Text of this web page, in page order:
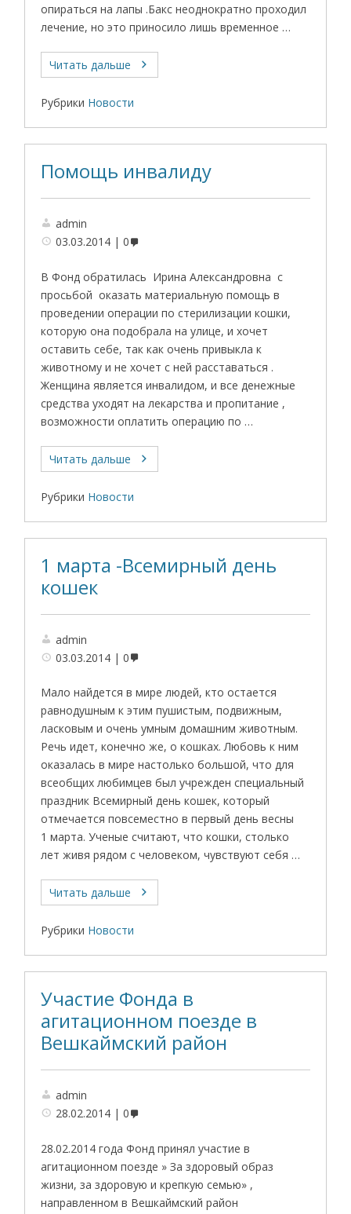
опираться на лапы .Бакс неоднократно проходил
лечение, но это приносило лишь временное …
Читать дальше
Рубрики Новости
Помощь инвалиду
admin
03.03.2014
0
В Фонд обратилась Ирина Александровна с
просьбой оказать материальную помощь в
проведении операции по стерилизации кошки,
которую она подобрала на улице, и хочет
оставить себе, так как очень привыкла к
животному и не хочет с ней расставаться .
Женщина является инвалидом, и все денежные
средства уходят на лекарства и пропитание ,
возможности оплатить операцию по …
Читать дальше
Рубрики Новости
1 марта -Всемирный день
кошек
admin
03.03.2014
0
Мало найдется в мире людей, кто остается
равнодушным к этим пушистым, подвижным,
ласковым и очень умным домашним животным.
Речь идет, конечно же, о кошках. Любовь к ним
оказалась в мире настолько большой, что для
всеобщих любимцев был учрежден специальный
праздник Всемирный день кошек, который
отмечается повсеместно в первый день весны
1 марта. Ученые считают, что кошки, столько
лет живя рядом с человеком, чувствуют себя …
Читать дальше
Рубрики Новости
Участие Фонда в
агитационном поезде в
Вешкаймский район
admin
28.02.2014
0
28.02.2014 года Фонд принял участие в
агитационном поезде » За здоровый образ
жизни, за здоровую и крепкую семью» ,
направленном в Вешкаймский район